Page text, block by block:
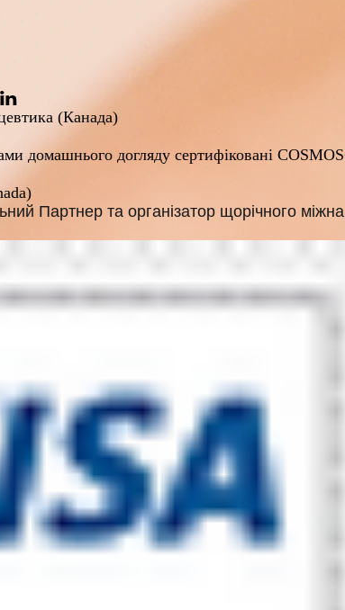
(Канада)
домашнього догляду сертифіковані
Партнер та організатор щорічного